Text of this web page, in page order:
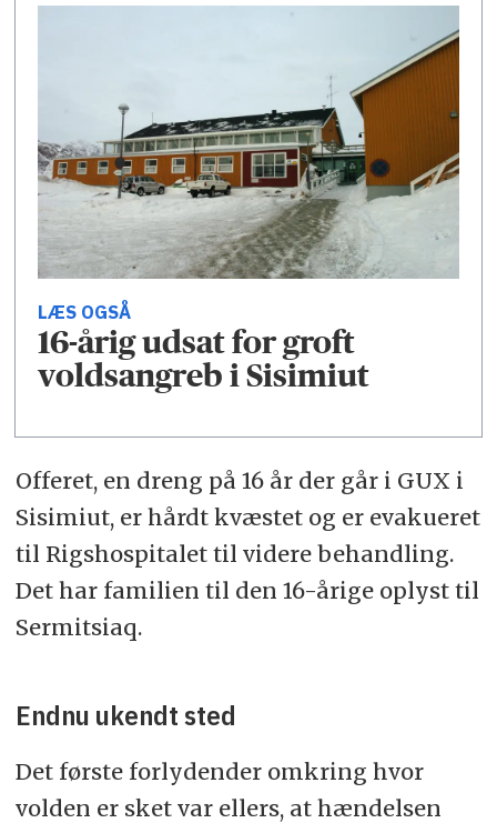
LÆS OGSÅ
16-årig udsat for groft
voldsangreb i Sisimiut
Offeret, en dreng på 16 år der går i GUX i
Sisimiut, er hårdt kvæstet og er evakueret
til Rigshospitalet til videre behandling.
Det har familien til den 16-årige oplyst til
Sermitsiaq.
Endnu ukendt sted
Det første forlydender omkring hvor
volden er sket var ellers, at hændelsen